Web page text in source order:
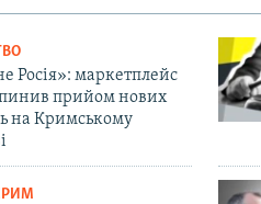
Росія»: маркетплейс
прийом нових
на Кримському